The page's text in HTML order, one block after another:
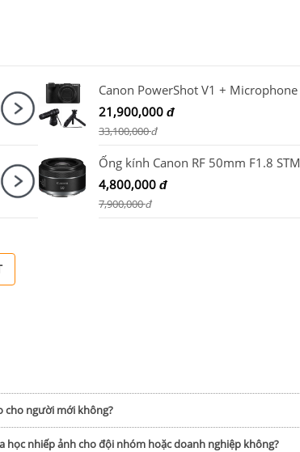
21,900,000 đ
33,100,000đ
Ống kính Canon RF 50mm F1.8 STM
4,800,000 đ
7,900,000đ
cho người mới không?
học nhiếp ảnh cho đội nhóm hoặc doanh nghiệp không?